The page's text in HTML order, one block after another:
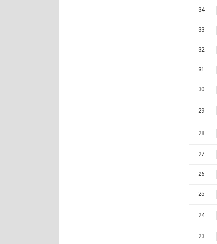
34
33
32
31
30
29
28
27
26
25
24
23